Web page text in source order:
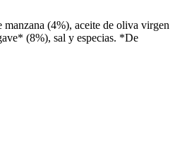
(4%), aceite de oliva virgen
(8%), sal y especias. *De